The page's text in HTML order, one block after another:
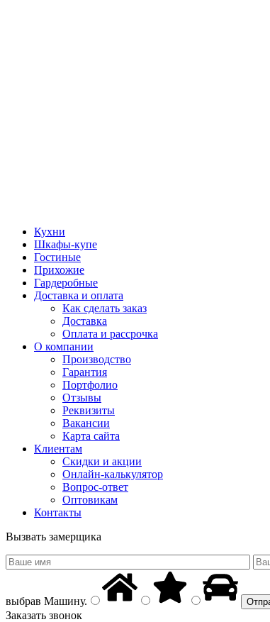
Кухни
Шкафы-купе
Гостиные
Прихожие
Гардеробные
Доставка и оплата
Как сделать заказ
Доставка
Оплата и рассрочка
О компании
Производство
Гарантия
Портфолио
Отзывы
Реквизиты
Вакансии
Карта сайта
Клиентам
Скидки и акции
Онлайн-калькулятор
Вопрос-ответ
Оптовикам
Контакты
Вызвать замерщика
выбрав Машину.
Заказать звонок